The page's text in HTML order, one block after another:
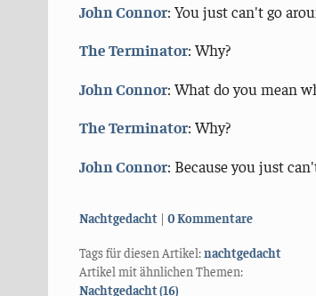
John Connor: You just can't go
The Terminator: Why?
John Connor: What do you mean
The Terminator: Why?
John Connor: Because you just
Kategorien:
Nachtgedacht 0 Kommentare
Tags für diesen Artikel:nachtgedacht
Artikel mit ähnlichen Themen:
Nachtgedacht (16)